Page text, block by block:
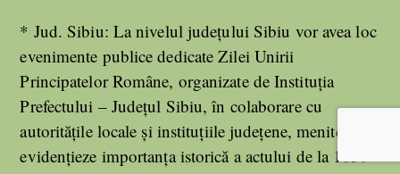
* Jud. Sibiu: La nivelul județului Sibiu vor avea loc
evenimente publice dedicate Zilei Unirii
Principatelor Române, organizate de Instituția
Prefectului – Județul Sibiu, în colaborare cu
autoritățile locale și instituțiile județene, menite să
evidențieze importanța istorică a actului de la 1859